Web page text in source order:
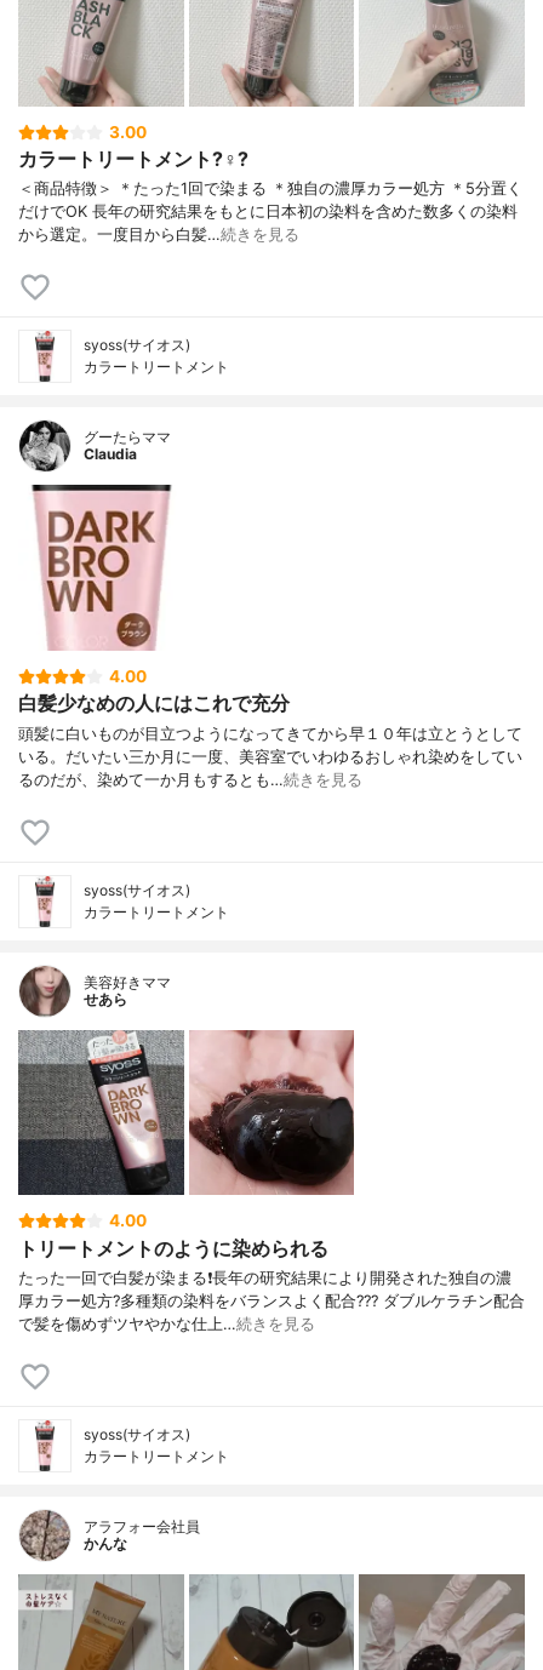
3.00
カラートリートメント?‍♀️?
＜商品特徴＞ ＊たった1回で染まる ＊独自の濃厚カラー処方 ＊5分置く
だけでOK ⻑年の研究結果をもとに⽇本初の染料を含めた数多くの染料
から選定。⼀度⽬から⽩髪…続きを見る
syoss(サイオス)
カラートリートメント
グーたらママ
Claudia
4.00
白髪少なめの人にはこれで充分
頭髪に白いものが目立つようになってきてから早１０年は立とうとして
いる。だいたい三か月に一度、美容室でいわゆるおしゃれ染めをしてい
るのだが、染めて一か月もするとも…続きを見る
syoss(サイオス)
カラートリートメント
美容好きママ
せあら
4.00
トリートメントのように染められる
たった一回で白髪が染まる❗長年の研究結果により開発された独自の濃
厚カラー処方?多種類の染料をバランスよく配合??? ダブルケラチン配合
で髪を傷めずツヤやかな仕上…続きを見る
syoss(サイオス)
カラートリートメント
アラフォー会社員
かんな